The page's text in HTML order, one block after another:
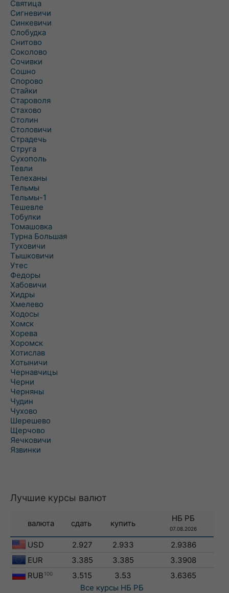
Святица
Сигневичи
Синкевичи
Слобудка
Снитово
Соколово
Сочивки
Сошно
Спорово
Стайки
Староволя
Стахово
Столин
Столовичи
Страдечь
Струга
Сухополь
Тевли
Телеханы
Тельмы
Тельмы-1
Тешевле
Тобулки
Томашовка
Турна Большая
Туховичи
Тышковичи
Утес
Федоры
Хабовичи
Хидры
Хмелево
Ходосы
Хомск
Хорева
Хоромск
Хотислав
Хотыничи
Чернавчицы
Черни
Черняны
Чудин
Чухово
Шерешево
Щерчово
Яечковичи
Язвинки
Лучшие курсы валют
валюта сдать купить
НБ РБ
07.08.2026
USD 2.927 2.933
2.9386
EUR
3.385 3.385
3.3908
RUB 100 3.515 3.53
3.6365
Все курсы НБ РБ